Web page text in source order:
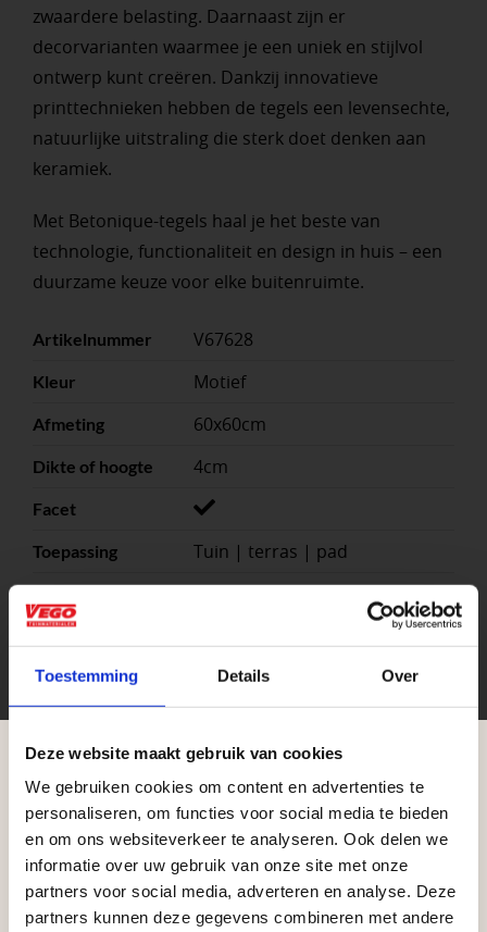
Toestemming Details Over
Deze website maakt gebruik van cookies
We gebruiken cookies om content en advertenties te
personaliseren, om functies voor social media te bieden
en om ons websiteverkeer te analyseren. Ook delen we
informatie over uw gebruik van onze site met onze
partners voor social media, adverteren en analyse. Deze
partners kunnen deze gegevens combineren met andere
zwaardere belasting. Daarnaast zijn er
decorvarianten waarmee je een uniek en stijlvol
ontwerp kunt creëren. Dankzij innovatieve
printtechnieken hebben de tegels een levensechte,
natuurlijke uitstraling die sterk doet denken aan
keramiek.
Met Betonique-tegels haal je het beste van
technologie, functionaliteit en design in huis – een
duurzame keuze voor elke buitenruimte.
Artikelnummer V67628
Kleur Motief
Afmeting 60x60cm
Dikte of hoogte 4cm
Facet
Toepassing Tuin | terras | pad
Kleuren Antraciet, Grijs, Wit, Zwart
Aangepaste openingstijden tijdens de
vakantieperiode
Waardenburg en Vego Dordrecht hanteren tijdens
de vakantieperiode aangepaste openingstijden op